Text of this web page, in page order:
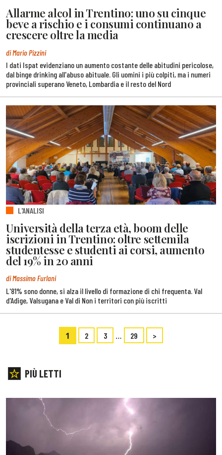
Allarme alcol in Trentino: uno su cinque
beve a rischio e i consumi continuano a
crescere oltre la media
di Mario Pizzini
I dati Ispat evidenziano un aumento costante delle abitudini pericolose,
dal binge drinking all'abuso abituale. Gli uomini i più colpiti, ma i numeri
provinciali superano Veneto, Lombardia e il resto del Nord
L'ANALISI
Università della terza età, boom delle
iscrizioni in Trentino: oltre settemila
studentesse e studenti ai corsi, aumento
del 19% in 20 anni
di Massimo Furlani
L'81% sono donne, si alza il livello di formazione di chi frequenta. Val
d'Adige, Valsugana e Val di Non i territori con più iscritti
1 2 3 … 29 >
PIÙ LETTI